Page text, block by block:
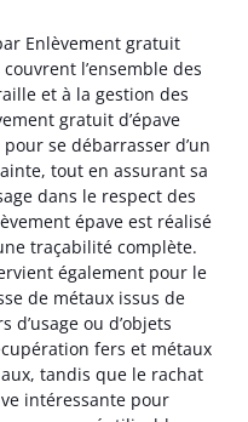
Enlèvement gratuit
l’ensemble des
et à la gestion des
gratuit d’épave
se débarrasser d’un
tout en assurant sa
dans le respect des
épave est réalisé
traçabilité complète.
également pour le
de métaux issus de
ou d’objets
fers et métaux
tandis que le rachat
intéressante pour